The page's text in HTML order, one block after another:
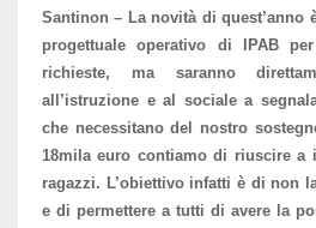
Santinon – La novità di quest’anno
progettuale operativo di IPAB
richieste, ma saranno
all’istruzione e al sociale a
che necessitano del nostro
18mila euro contiamo di riuscire a
ragazzi. L’obiettivo infatti è di non
e di permettere a tutti di avere la